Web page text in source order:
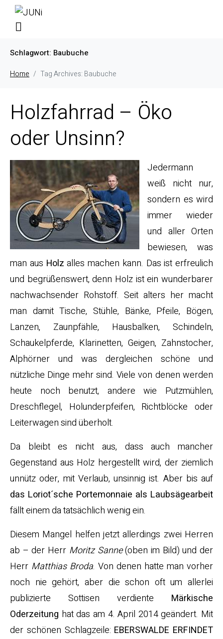
Schlagwort: Baubuche
Home Tag Archives: Baubuche
Holzfahrrad – Öko
oder Unsinn?
Jedermann
weiß nicht nur,
sondern es wird
immer wieder
und aller Orten
bewiesen, was
man aus Holz alles machen kann. Das ist erfreulich
und begrüßenswert, denn Holz ist ein wunderbarer
nachwachsender Rohstoff. Seit alters her macht
man damit Tische, Stühle, Bänke, Pfeile, Bögen,
Lanzen, Zaunpfähle, Hausbalken, Schindeln,
Schaukelpferde, Klarinetten, Geigen, Zahnstocher,
Alphörner und was dergleichen schöne und
nützliche Dinge mehr sind. Viele von denen werden
heute noch benutzt, andere wie Putzmühlen,
Dreschflegel, Holunderpfeifen, Richtblöcke oder
Leiterwagen sind überholt.
Da bleibt es nicht aus, dass auch mancher
Gegenstand aus Holz hergestellt wird, der ziemlich
unnütz oder, mit Verlaub, unsinnig ist. Aber bis auf
das Loriot´sche Portemonnaie als Laubsägearbeit
fällt einem da tatsächlich wenig ein.
Diesem Mangel helfen jetzt allerdings zwei Herren
ab – der Herr Moritz Sanne(oben im Bild) und der
Herr Matthias Broda. Von denen hatte man vorher
noch nie gehört, aber die schon oft um allerlei
publizierte Sottisen verdiente Märkische
Oderzeitung hat das am 4. April 2014 geändert. Mit
der schönen Schlagzeile: EBERSWALDE ERFINDET